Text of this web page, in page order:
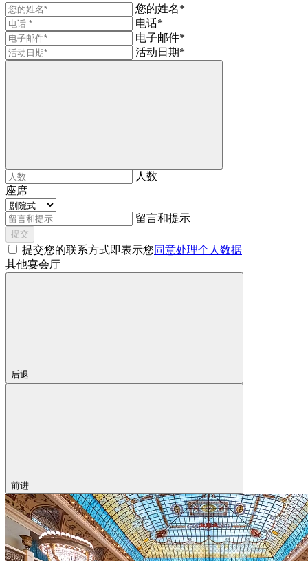
您的姓名*
电话*
电子邮件*
活动日期*
人数
座席
留言和提示
提交
提交您的联系方式即表示您同意处理个人数据
其他宴会厅
后退
前进